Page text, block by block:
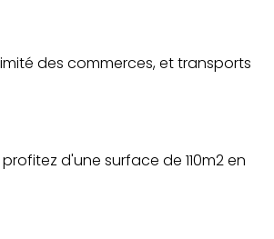
des commerces, et transports
d'une surface de 110m2 en